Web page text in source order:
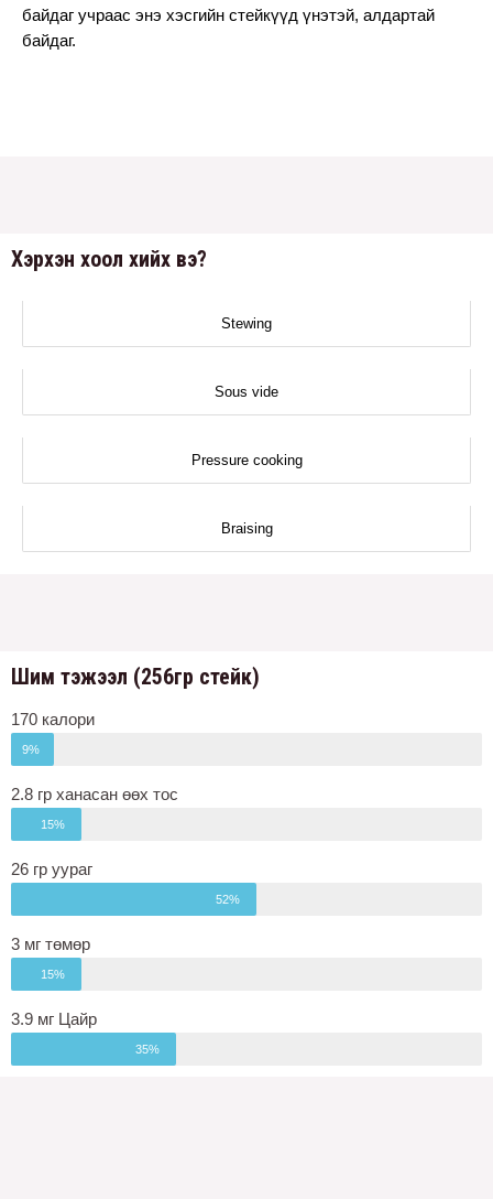
байдаг учраас энэ хэсгийн стейкүүд үнэтэй, алдартай
байдаг.
Хэрхэн хоол хийх вэ?
Stewing
Sous vide
Pressure cooking
Braising
Шим тэжээл (256гр стейк)
170 калори
9%
2.8 гр ханасан өөх тос
15%
26 гр уураг
52%
3 мг төмөр
15%
3.9 мг Цайр
35%